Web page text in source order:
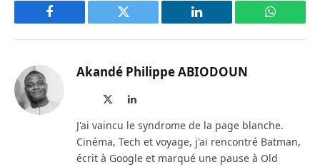
Facebook Twitter LinkedIn
Akandé Philippe ABIODOUN
LinkedIn
J'ai vaincu le syndrome de la page blanche.
Cinéma, Tech et voyage, j'ai rencontré Batman,
écrit à Google et marqué une pause à Old